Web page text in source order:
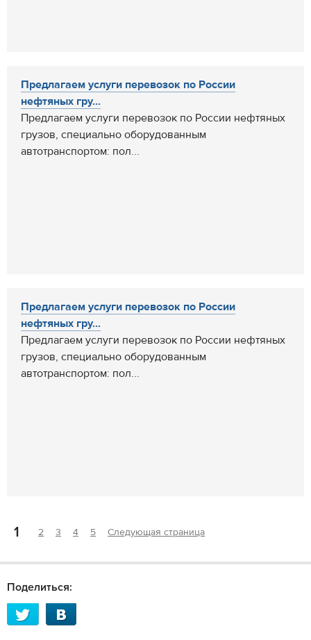
Предлагаем услуги перевозок по России
нефтяных гру...
Предлагаем услуги перевозок по России нефтяных
грузов, специально оборудованным
автотранспортом: пол...
Предлагаем услуги перевозок по России
нефтяных гру...
Предлагаем услуги перевозок по России нефтяных
грузов, специально оборудованным
автотранспортом: пол...
1 2 3 4 5 Следующая страница
Поделиться: